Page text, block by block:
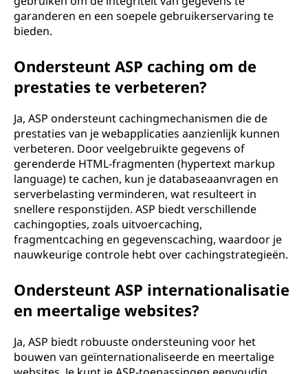
garanderen en een soepele gebruikerservaring te
bieden.
Ondersteunt ASP caching om de
prestaties te verbeteren?
Ja, ASP ondersteunt cachingmechanismen die de
prestaties van je webapplicaties aanzienlijk kunnen
verbeteren. Door veelgebruikte gegevens of
gerenderde HTML-fragmenten (hypertext markup
language) te cachen, kun je databaseaanvragen en
serverbelasting verminderen, wat resulteert in
snellere responstijden. ASP biedt verschillende
cachingopties, zoals uitvoercaching,
fragmentcaching en gegevenscaching, waardoor je
nauwkeurige controle hebt over cachingstrategieën.
Ondersteunt ASP internationalisatie
en meertalige websites?
Ja, ASP biedt robuuste ondersteuning voor het
bouwen van geïnternationaliseerde en meertalige